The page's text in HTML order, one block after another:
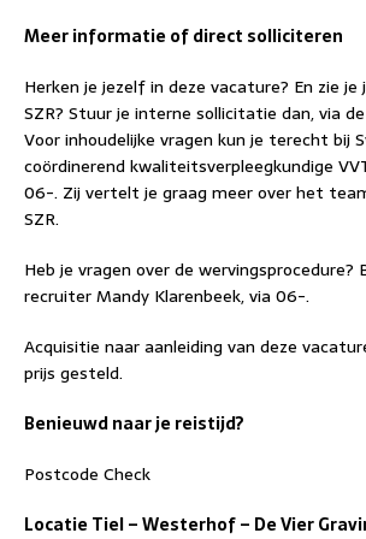
Meer informatie of direct solliciteren
Herken je jezelf in deze vacature? En zie
SZR? Stuur je interne sollicitatie dan, via
Voor inhoudelijke vragen kun je terecht bij
coördinerend kwaliteitsverpleegkundige
06-. Zij vertelt je graag meer over het
SZR.
Heb je vragen over de
recruiter Mandy Klarenbeek, via 06-.
Acquisitie naar aanleiding van deze
prijs gesteld.
Benieuwd naar je reistijd?
Postcode Check
Locatie Tiel – Westerhof – De Vier